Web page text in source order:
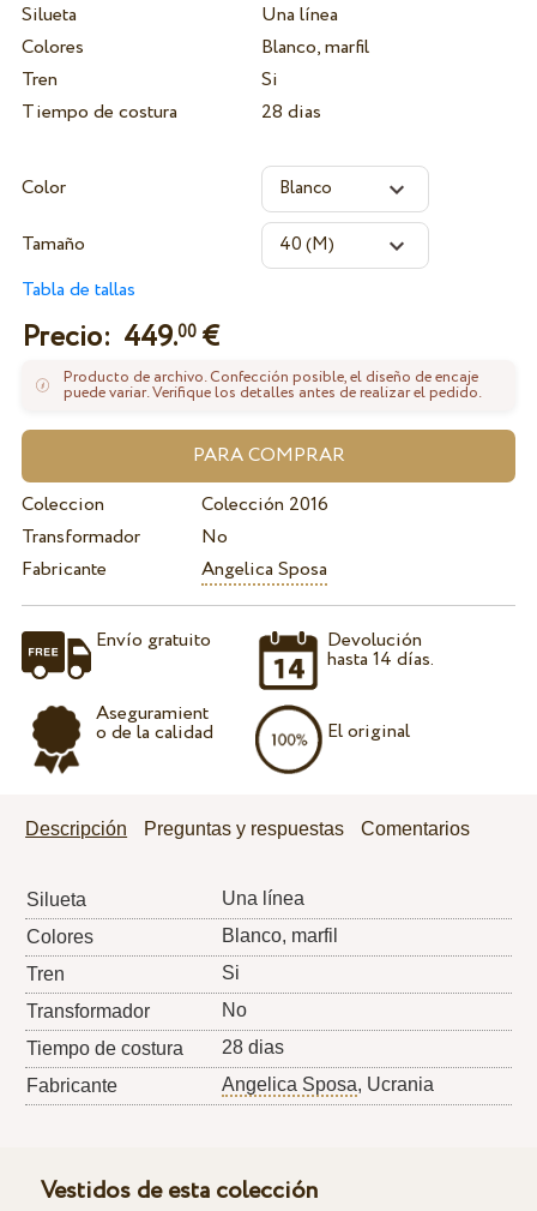
Silueta
Una línea
Colores
Blanco, marfil
Tren
Si
Tiempo de costura
28 dias
Color
Tamaño
Tabla de tallas
Precio: 449.00€
Producto de archivo. Confección posible, el diseño de encaje
puede variar. Verifique los detalles antes de realizar el pedido.
Coleccion
Colección 2016
Transformador
No
Fabricante
Angelica Sposa
Envío gratuito
Aseguramient
o de la calidad
Devolución
hasta 14 días.
El original
Descripción Preguntas y respuestas Comentarios
Silueta
Una línea
Colores
Blanco, marfil
Tren
Si
Transformador
No
Tiempo de costura
28 dias
Fabricante
Angelica Sposa, Ucrania
Vestidos de esta colección